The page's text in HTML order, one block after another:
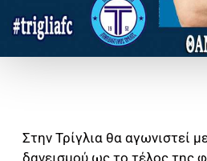
Στην Τρίγλια θα αγωνιστεί